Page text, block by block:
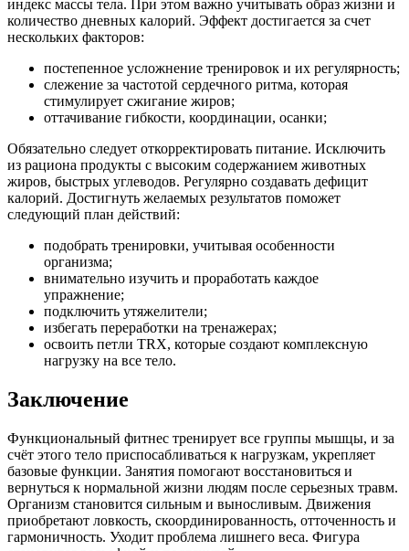
индекс массы тела. При этом важно учитывать образ жизни и
количество дневных калорий. Эффект достигается за счет
нескольких факторов:
постепенное усложнение тренировок и их регулярность;
слежение за частотой сердечного ритма, которая
стимулирует сжигание жиров;
оттачивание гибкости, координации, осанки;
Обязательно следует откорректировать питание. Исключить
из рациона продукты с высоким содержанием животных
жиров, быстрых углеводов. Регулярно создавать дефицит
калорий. Достигнуть желаемых результатов поможет
следующий план действий:
подобрать тренировки, учитывая особенности
организма;
внимательно изучить и проработать каждое
упражнение;
подключить утяжелители;
избегать переработки на тренажерах;
освоить петли TRX, которые создают комплексную
нагрузку на все тело.
Заключение
Функциональный фитнес тренирует все группы мышцы, и за
счёт этого тело приспосабливаться к нагрузкам, укрепляет
базовые функции. Занятия помогают восстановиться и
вернуться к нормальной жизни людям после серьезных травм.
Организм становится сильным и выносливым. Движения
приобретают ловкость, скоординированность, отточенность и
гармоничность. Уходит проблема лишнего веса. Фигура